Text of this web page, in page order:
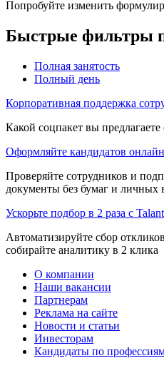
Попробуйте изменить
Быстрые фильтры
Полная занятость
Полный день
Корпоративная поддержка
Какой соцпакет вы
Оформляйте кандидатов онлайн
Проверяйте сотрудников и
документы без бумаг и личных
Ускорьте подбор в 2 раза с
Автоматизируйте сбор
собирайте аналитику в 2 клика
О компании
Наши вакансии
Партнерам
Реклама на сайте
Новости и статьи
Инвесторам
Кандидаты по